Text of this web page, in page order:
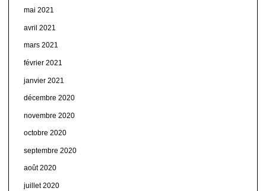
mai 2021
avril 2021
mars 2021
février 2021
janvier 2021
décembre 2020
novembre 2020
octobre 2020
septembre 2020
août 2020
juillet 2020